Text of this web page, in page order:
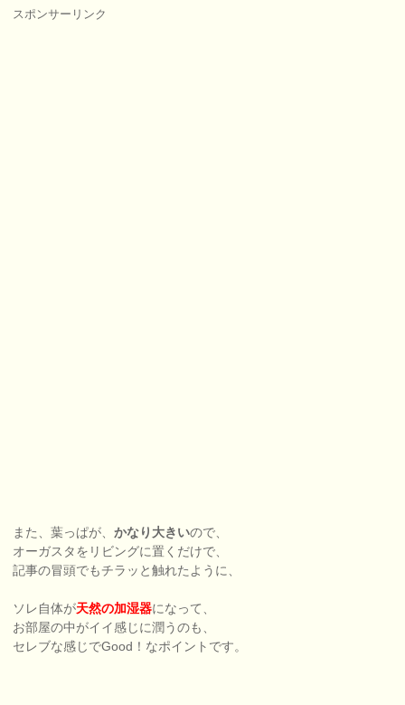
スポンサーリンク
また、葉っぱが、かなり大きいので、
オーガスタをリビングに置くだけで、
記事の冒頭でもチラッと触れたように、
ソレ自体が天然の加湿器になって、
お部屋の中がイイ感じに潤うのも、
セレブな感じでGood！なポイントです。